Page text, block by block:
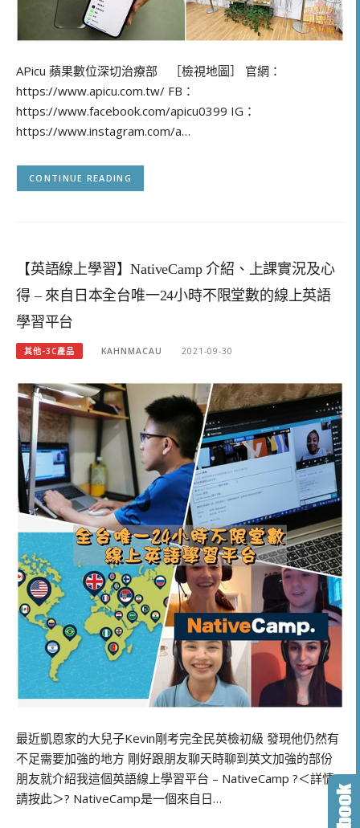
APicu 蘋果數位深切治療部 ［檢視地圖］ 官網：
https://www.apicu.com.tw/ FB：
https://www.facebook.com/apicu0399 IG：
https://www.instagram.com/a…
CONTINUE READING
【英語線上學習】NativeCamp 介紹、上課實況及心
得 – 來自日本全台唯一24小時不限堂數的線上英語
學習平台
其他-3C產品 KAHNMACAU 2021-09-30
最近凱恩家的大兒子Kevin剛考完全民英檢初級 發現他仍然有
不足需要加強的地方 剛好跟朋友聊天時聊到英文加強的部份
朋友就介紹我這個英語線上學習平台 – NativeCamp ?＜詳情
請按此＞? NativeCamp是一個來自日…